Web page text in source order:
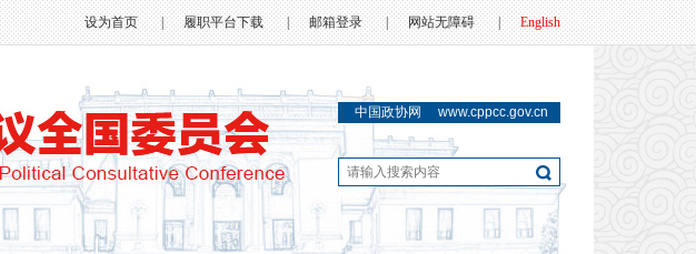
设为首页 履职平台下载 | 邮箱登录 网站无障碍 | English
中国政协网 www.cppcc.gov.cn